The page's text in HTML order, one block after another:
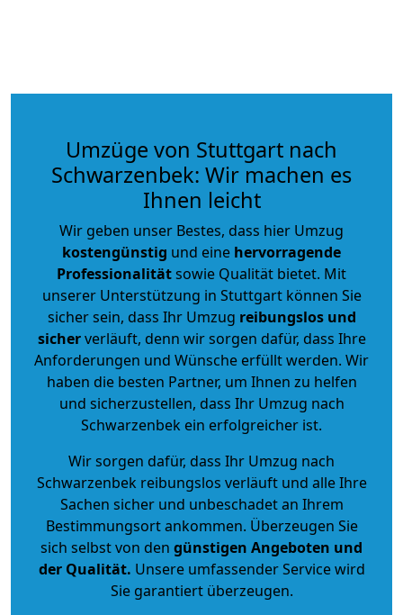
Umzüge von Stuttgart nach
Schwarzenbek: Wir machen es
Ihnen leicht
Wir geben unser Bestes, dass hier Umzug
kostengünstig und eine hervorragende
Professionalitätsowie Qualität bietet. Mit
unserer Unterstützung in Stuttgart können Sie
sicher sein, dass Ihr Umzug reibungslos und
sicherverläuft, denn wir sorgen dafür, dass Ihre
Anforderungen und Wünsche erfüllt werden. Wir
haben die besten Partner, um Ihnen zu helfen
und sicherzustellen, dass Ihr Umzug nach
Schwarzenbek ein erfolgreicher ist.
Wir sorgen dafür, dass Ihr Umzug nach
Schwarzenbek reibungslos verläuft und alle Ihre
Sachen sicher und unbeschadet an Ihrem
Bestimmungsort ankommen. Überzeugen Sie
sich selbst von den günstigen Angeboten und
der Qualität. Unsere umfassender Service wird
Sie garantiert überzeugen.